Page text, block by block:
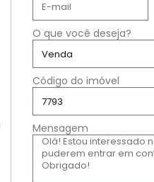
O que você deseja?
Código do imóvel
Mensagem